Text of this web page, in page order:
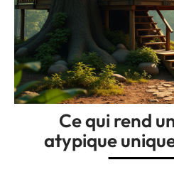
Ce qui rend
atypique